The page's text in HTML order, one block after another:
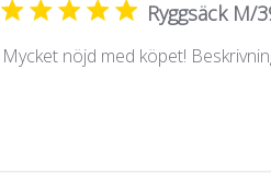
Ryggsäck M/
Mycket nöjd med köpet!